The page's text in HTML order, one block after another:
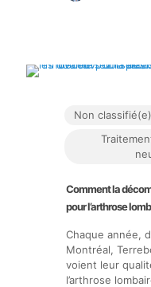
Non classifié(e)
Comment la
pour l’arthrose
Chaque année,
Montréal,
voient leur
l’arthrose